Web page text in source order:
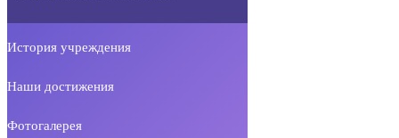
История учреждения
Наши достижения
Фотогалерея